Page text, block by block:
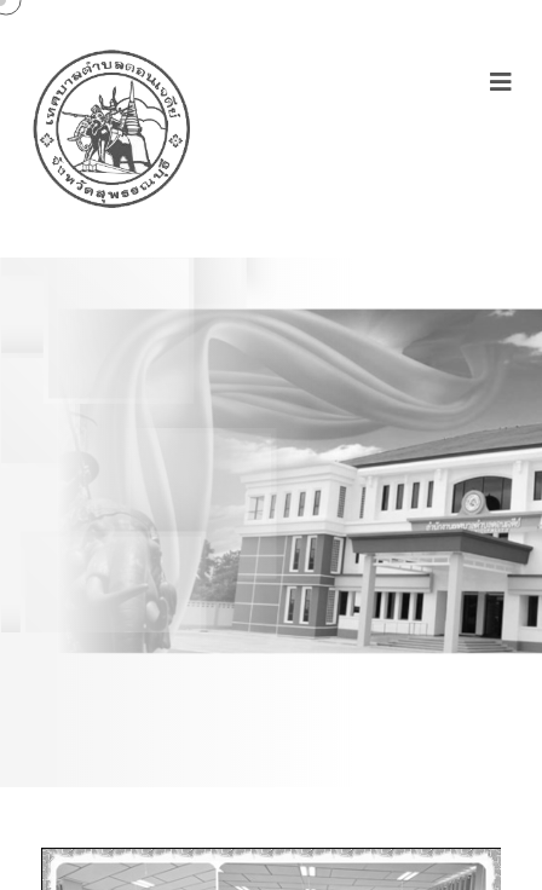
ประชุมเสนอแผนงานการฝึก
อบรมอาสาสมัครหน่วย
สันติภาพสหรัฐอเมริกา
ประเทศไทย